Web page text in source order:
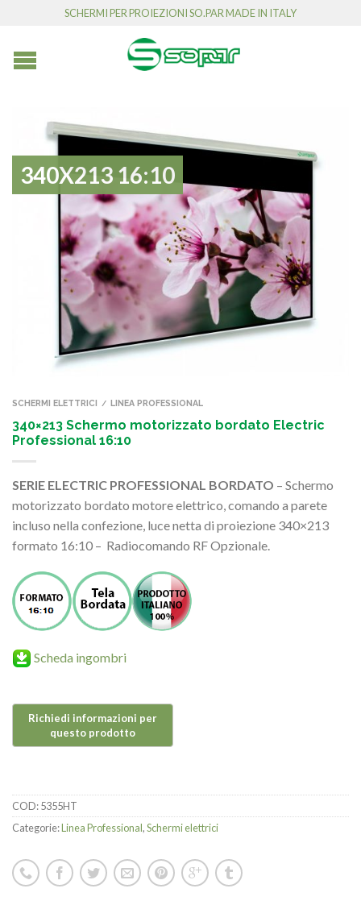
SCHERMI PER PROIEZIONI SO.PAR MADE IN ITALY
340X213 16:10
SCHERMI ELETTRICI / LINEA PROFESSIONAL
340×213 Schermo motorizzato bordato Electric
Professional 16:10
SERIE ELECTRIC PROFESSIONAL BORDATO – Schermo
motorizzato bordato motore elettrico, comando a parete
incluso nella confezione, luce netta di proiezione 340×213
formato 16:10 – Radiocomando RF Opzionale.
Scheda ingombri
COD:5355HT
Categorie:Linea Professional,Schermi elettrici